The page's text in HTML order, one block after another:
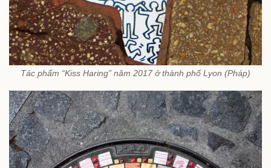
Tác phẩm “Kiss Haring” năm 2017 ở thành phố Lyon (Pháp)